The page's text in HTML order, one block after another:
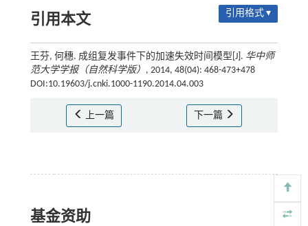
引用本文 引用格式 ▾
王芬, 何穗. 成组复发事件下的加速失效时间模型[J]. 华中师
范大学学报（自然科学版） , 2014, 48(04): 468-473+478
DOI:10.19603/j.cnki.1000-1190.2014.04.003
上一篇 下一篇
基金资助